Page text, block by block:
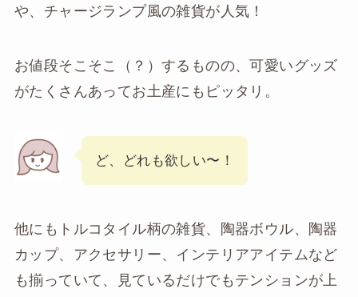
や、チャージランプ風の雑貨が人気！
お値段そこそこ（？）するものの、可愛いグッズ
がたくさんあってお土産にもピッタリ。
ど、どれも欲しい〜！
他にもトルコタイル柄の雑貨、陶器ボウル、陶器
カップ、アクセサリー、インテリアアイテムなど
も揃っていて、見ているだけでもテンションが上